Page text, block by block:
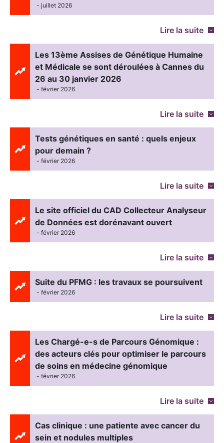
- juillet 2026
Lire la suite
Les 13ème Assises de Génétique Humaine
et Médicale se sont déroulées à Cannes du
26 au 30 janvier 2026
- février 2026
Lire la suite
Tests génétiques en santé : quels enjeux
pour demain ?
- février 2026
Lire la suite
Le site officiel du CAD Collecteur Analyseur
de Données est dorénavant ouvert
- février 2026
Lire la suite
Suite du PFMG : les travaux se poursuivent
- février 2026
Lire la suite
Les Chargé-e-s de Parcours Génomique :
des acteurs clés pour optimiser le parcours
de soins en médecine génomique
- février 2026
Lire la suite
Cas clinique : une patiente avec cancer du
sein et nodules multiples